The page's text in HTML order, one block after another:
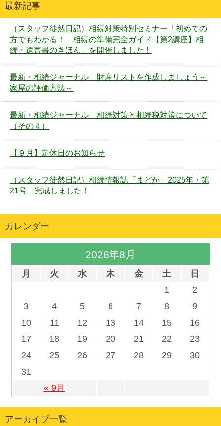
最新記事
（スタッフ徒然日記）相続対策特別セミナー「初めての
方でもわかる！ 相続の準備完全ガイド【第2講座】相
続・遺言書のきほん」を開催しました！
最新・相続ジャーナル 財産リストを作成しましょう～
家屋の評価方法～
最新・相続ジャーナル 相続対策と相続税対策について
（その４）
【９月】定休日のお知らせ
（スタッフ徒然日記）相続情報誌「まどか」2025年・第
21号 完成しました！
カレンダー
2026年8月
月 火 水 木 金 土 日
« 9月
1
2
3
4 5 6 7 8
9
10
11 12 13 14 15
16
17
18 19 20 21 22
23
24
25 26 27 28 29
30
31
アーカイブ一覧